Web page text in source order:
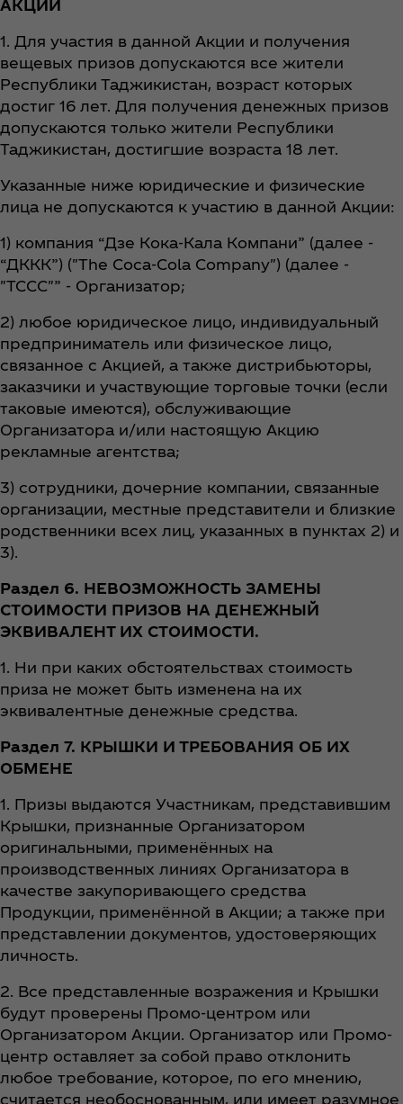
АКЦИИ
1. Для участия в данной Акции и получения
вещевых призов допускаются все жители
Республики Таджикистан, возраст которых
достиг 16 лет. Для получения денежных призов
допускаются только жители Республики
Таджикистан, достигшие возраста 18 лет.
Указанные ниже юридические и физические
лица не допускаются к участию в данной Акции:
1) компания “Дзе Кока-Кала Компани” (далее -
“ДККК”) ("The Coca‑Cola Company") (далее -
"TCCC"” - Организатор;
2) любое юридическое лицо, индивидуальный
предприниматель или физическое лицо,
связанное с Акцией, а также дистрибьюторы,
заказчики и участвующие торговые точки (если
таковые имеются), обслуживающие
Организатора и/или настоящую Акцию
рекламные агентства;
3) сотрудники, дочерние компании, связанные
организации, местные представители и близкие
родственники всех лиц, указанных в пунктах 2) и
3).
Раздел 6. НЕВОЗМОЖНОСТЬ ЗАМЕНЫ
СТОИМОСТИ ПРИЗОВ НА ДЕНЕЖНЫЙ
ЭКВИВАЛЕНТ ИХ СТОИМОСТИ.
1. Ни при каких обстоятельствах стоимость
приза не может быть изменена на их
эквивалентные денежные средства.
Раздел 7. КРЫШКИ И ТРЕБОВАНИЯ ОБ ИХ
ОБМЕНЕ
1. Призы выдаются Участникам, представившим
Крышки, признанные Организатором
оригинальными, применённых на
производственных линиях Организатора в
качестве закупоривающего средства
Продукции, применённой в Акции; а также при
представлении документов, удостоверяющих
личность.
2. Все представленные возражения и Крышки
будут проверены Промо-центром или
Организатором Акции. Организатор или Промо-
центр оставляет за собой право отклонить
любое требование, которое, по его мнению,
считается необоснованным, или имеет разумное